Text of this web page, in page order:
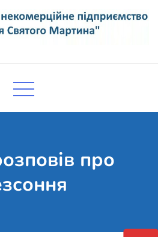
"Лікарня Святого
про